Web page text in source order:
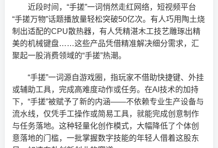
近段时间，“手搓”一词悄然走红网络，短视频平台
“手搓万物”话题播放量轻松突破50亿次。有人巧用陶土烧
制出适配的CPU散热器，有人凭精湛木工技艺雕琢出精
美的机械键盘……这些产品凭借精准解决细分需求，汇
聚起一股消费领域的“手搓”热潮。
“手搓”一词源自游戏圈，指玩家不借助快捷键、外挂
或辅助工具，完成高难度动作或任务。在AI技术的加持
下，“手搓”被赋予了新的内涵——不依赖专业生产设备与
流水线，仅凭手工操作或简易工具，就能完成创意制作
与任务落地。这种轻量化创作模式，大幅降低了个体创
意落地的门槛，一批掌握数字技能的年轻人借着这股东